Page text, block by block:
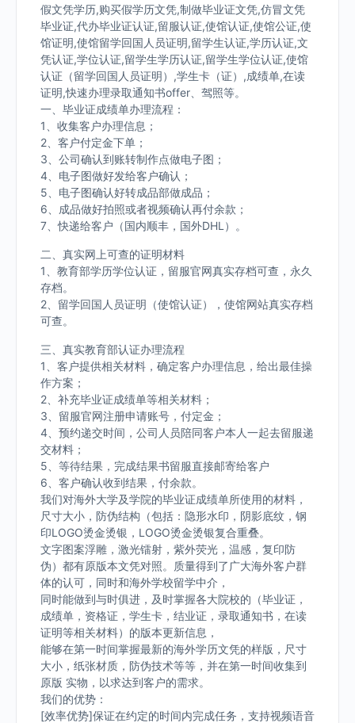
假文凭学历,购买假学历文凭,制做毕业证文凭,仿冒文凭
毕业证,代办毕业证认证,留服认证,使馆认证,使馆公证,使
馆证明,使馆留学回国人员证明,留学生认证,学历认证,文
凭认证,学位认证,留学生学历认证,留学生学位认证,使馆
认证（留学回国人员证明）,学生卡（证）,成绩单,在读
证明,快速办理录取通知书offer、驾照等。
一、毕业证成绩单办理流程：
1、收集客户办理信息；
2、客户付定金下单；
3、公司确认到账转制作点做电子图；
4、电子图做好发给客户确认；
5、电子图确认好转成品部做成品；
6、成品做好拍照或者视频确认再付余款；
7、快递给客户（国内顺丰，国外DHL）。
二、真实网上可查的证明材料
1、教育部学历学位认证，留服官网真实存档可查，永久
存档。
2、留学回国人员证明（使馆认证），使馆网站真实存档
可查。
三、真实教育部认证办理流程
1、客户提供相关材料，确定客户办理信息，给出最佳操
作方案；
2、补充毕业证成绩单等相关材料；
3、留服官网注册申请账号，付定金；
4、预约递交时间，公司人员陪同客户本人一起去留服递
交材料；
5、等待结果，完成结果书留服直接邮寄给客户
6、客户确认收到结果，付余款。
我们对海外大学及学院的毕业证成绩单所使用的材料，
尺寸大小，防伪结构（包括：隐形水印，阴影底纹，钢
印LOGO烫金烫银，LOGO烫金烫银复合重叠。
文字图案浮雕，激光镭射，紫外荧光，温感，复印防
伪）都有原版本文凭对照。质量得到了广大海外客户群
体的认可，同时和海外学校留学中介，
同时能做到与时俱进，及时掌握各大院校的（毕业证，
成绩单，资格证，学生卡，结业证，录取通知书，在读
证明等相关材料）的版本更新信息，
能够在第一时间掌握最新的海外学历文凭的样版，尺寸
大小，纸张材质，防伪技术等等，并在第一时间收集到
原版 实物，以求达到客户的需求。
我们的优势：
[效率优势]保证在约定的时间内完成任务，支持视频语音